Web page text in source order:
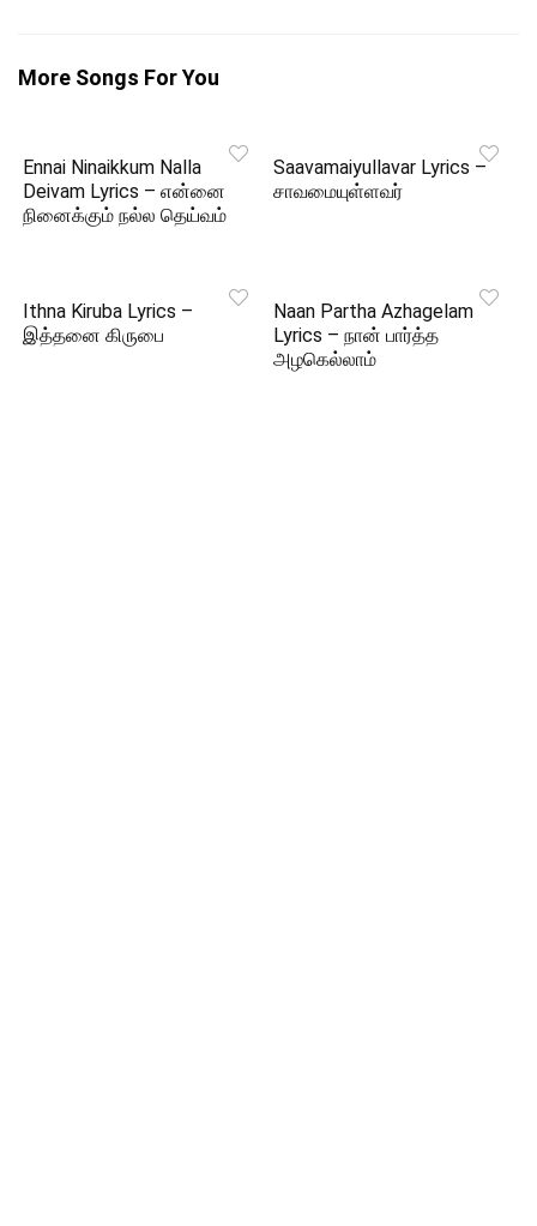
More Songs For You
Ennai Ninaikkum Nalla
Deivam Lyrics – என்னை
நினைக்கும் நல்ல தெய்வம்
Saavamaiyullavar Lyrics –
சாவமையுள்ளவர்
Ithna Kiruba Lyrics –
இத்தனை கிருபை
Naan Partha Azhagelam
Lyrics – நான் பார்த்த
அழகெல்லாம்